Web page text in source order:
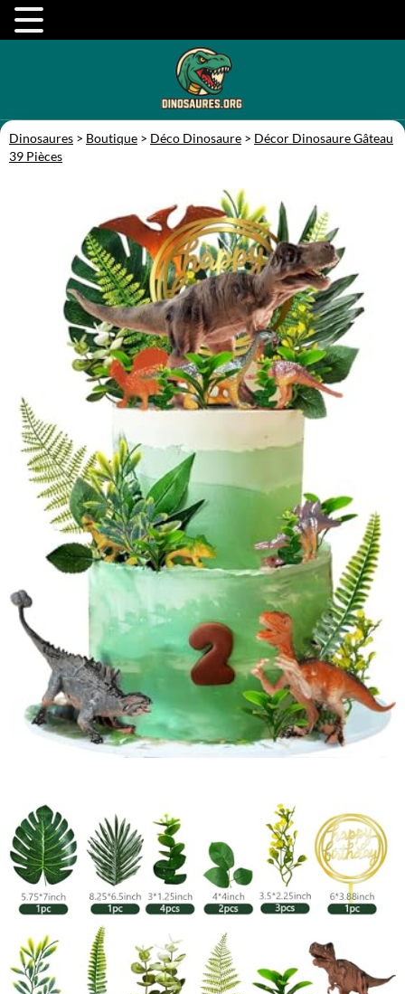
Dinosaures > Boutique > Déco Dinosaure > Décor Dinosaure Gâteau
39 Pièces